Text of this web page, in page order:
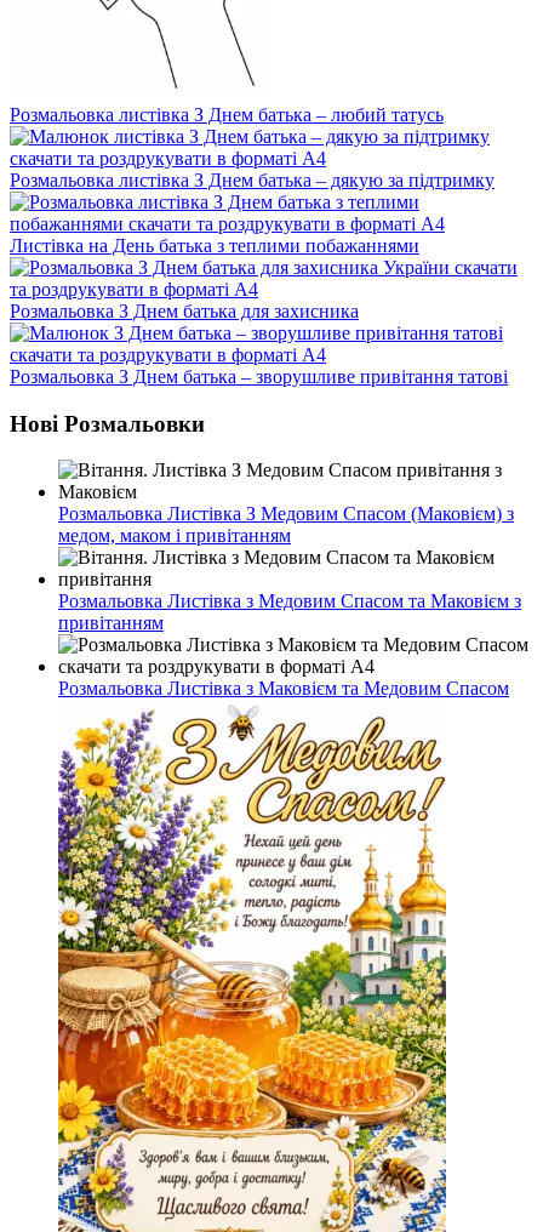
Розмальовка листівка З Днем батька – любий татусь
Розмальовка листівка З Днем батька – дякую за підтримку
Листівка на День батька з теплими побажаннями
Розмальовка З Днем батька для захисника
Розмальовка З Днем батька – зворушливе привітання татові
Нові Розмальовки
Розмальовка Листівка З Медовим Спасом (Маковієм) з
медом, маком і привітанням
Розмальовка Листівка з Медовим Спасом та Маковієм з
привітанням
Розмальовка Листівка з Маковієм та Медовим Спасом